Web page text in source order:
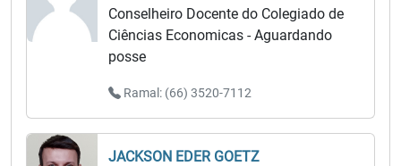
Conselheiro Docente do Colegiado de
Ciências Economicas - Aguardando
posse
Ramal: (66) 3520-7112
JACKSON EDER GOETZ